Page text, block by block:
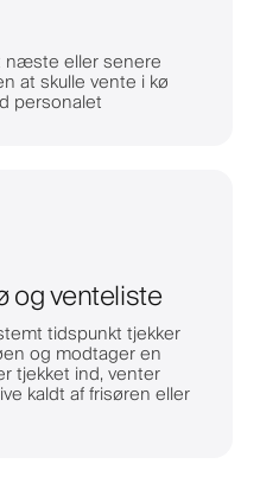
eller senere
at skulle vente i kø
personalet
og venteliste
tidspunkt tjekker
og modtager en
tjekket ind, venter
kaldt af frisøren eller